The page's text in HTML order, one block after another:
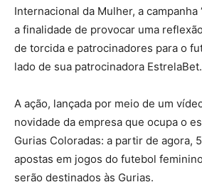
Internacional da Mulher, a campanha
a finalidade de provocar uma
de torcida e patrocinadores para o
lado de sua patrocinadora EstrelaBet.
A ação, lançada por meio de um
novidade da empresa que ocupa o
Gurias Coloradas: a partir de agora,
apostas em jogos do futebol
serão destinados às Gurias.